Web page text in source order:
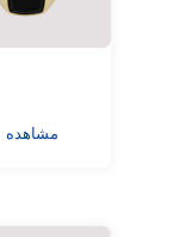
مشاهده